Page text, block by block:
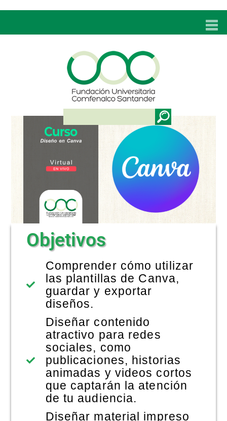
UNC
ADMISIONES
PROGRAMAS
TÉCNICOS LABORALES
BIENESTAR
BIBLIOTECA
INVESTIGACIONES
EDUCACIÓN CONTINUA
NOTICIAS
Objetivos
Comprender cómo utilizar
las plantillas de Canva,
guardar y exportar
diseños.
Diseñar contenido
atractivo para redes
sociales, como
publicaciones, historias
animadas y videos cortos
que captarán la atención
de tu audiencia.
Diseñar material impreso